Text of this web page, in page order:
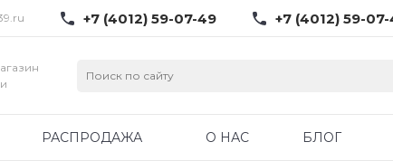
+7 (4012) 59-07-49 +7 (4012) 59-
РАСПРОДАЖА О НАС БЛОГ